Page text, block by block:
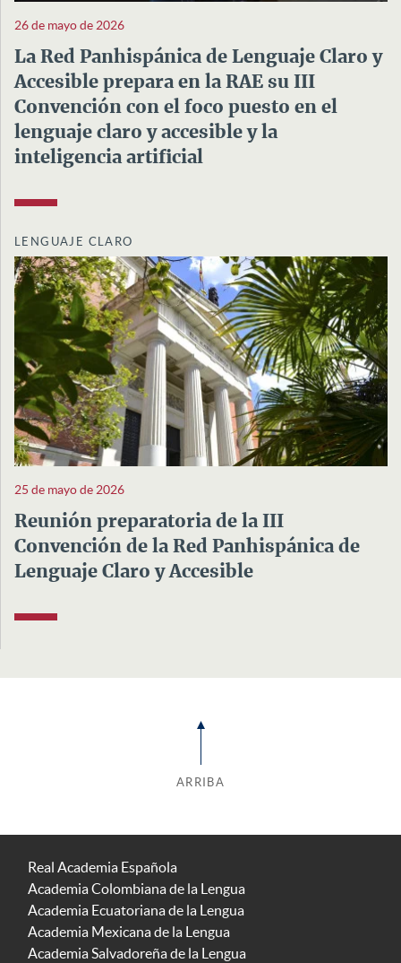
26 de mayo de 2026
La Red Panhispánica de Lenguaje Claro y
Accesible prepara en la RAE su III
Convención con el foco puesto en el
lenguaje claro y accesible y la
inteligencia artificial
LENGUAJE CLARO
25 de mayo de 2026
Reunión preparatoria de la III
Convención de la Red Panhispánica de
Lenguaje Claro y Accesible
ARRIBA
Real Academia Española
Academia Colombiana de la Lengua
Academia Ecuatoriana de la Lengua
Academia Mexicana de la Lengua
Academia Salvadoreña de la Lengua